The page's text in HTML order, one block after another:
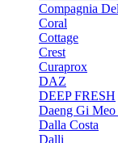
Compagnia
Coral
Cottage
Crest
Curaprox
DAZ
DEEP FRESH
Daeng Gi Meo
Dalla Costa
Dalli